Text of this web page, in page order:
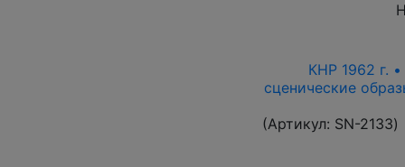
КНР 1962 г. •
сценические
(Артикул: SN-2133)